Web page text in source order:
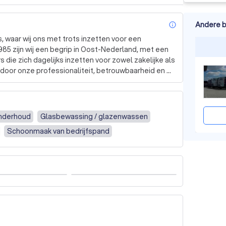
waar wij ons met trots inzetten voor een
zijn wij een begrip in Oost-Nederland, met een
die zich dagelijks inzetten voor zowel zakelijke als
onze professionaliteit, betrouwbaarheid en
schoonmaak, specialistische reiniging,
vloeren, wij bieden een breed scala aan
hoog in het vaandel. Wij werken met
we niet alleen uw pand, maar ook de wereld
medewerkers zijn goed opgeleid en blijven op
de schoonmaakbranche.
voor uw schoonmaakbehoeften? Neem dan
betekenen. Vraag vandaag nog een
Glasbewassing / glazenwassen
Schoonmaak van bedrijfspand
Andere